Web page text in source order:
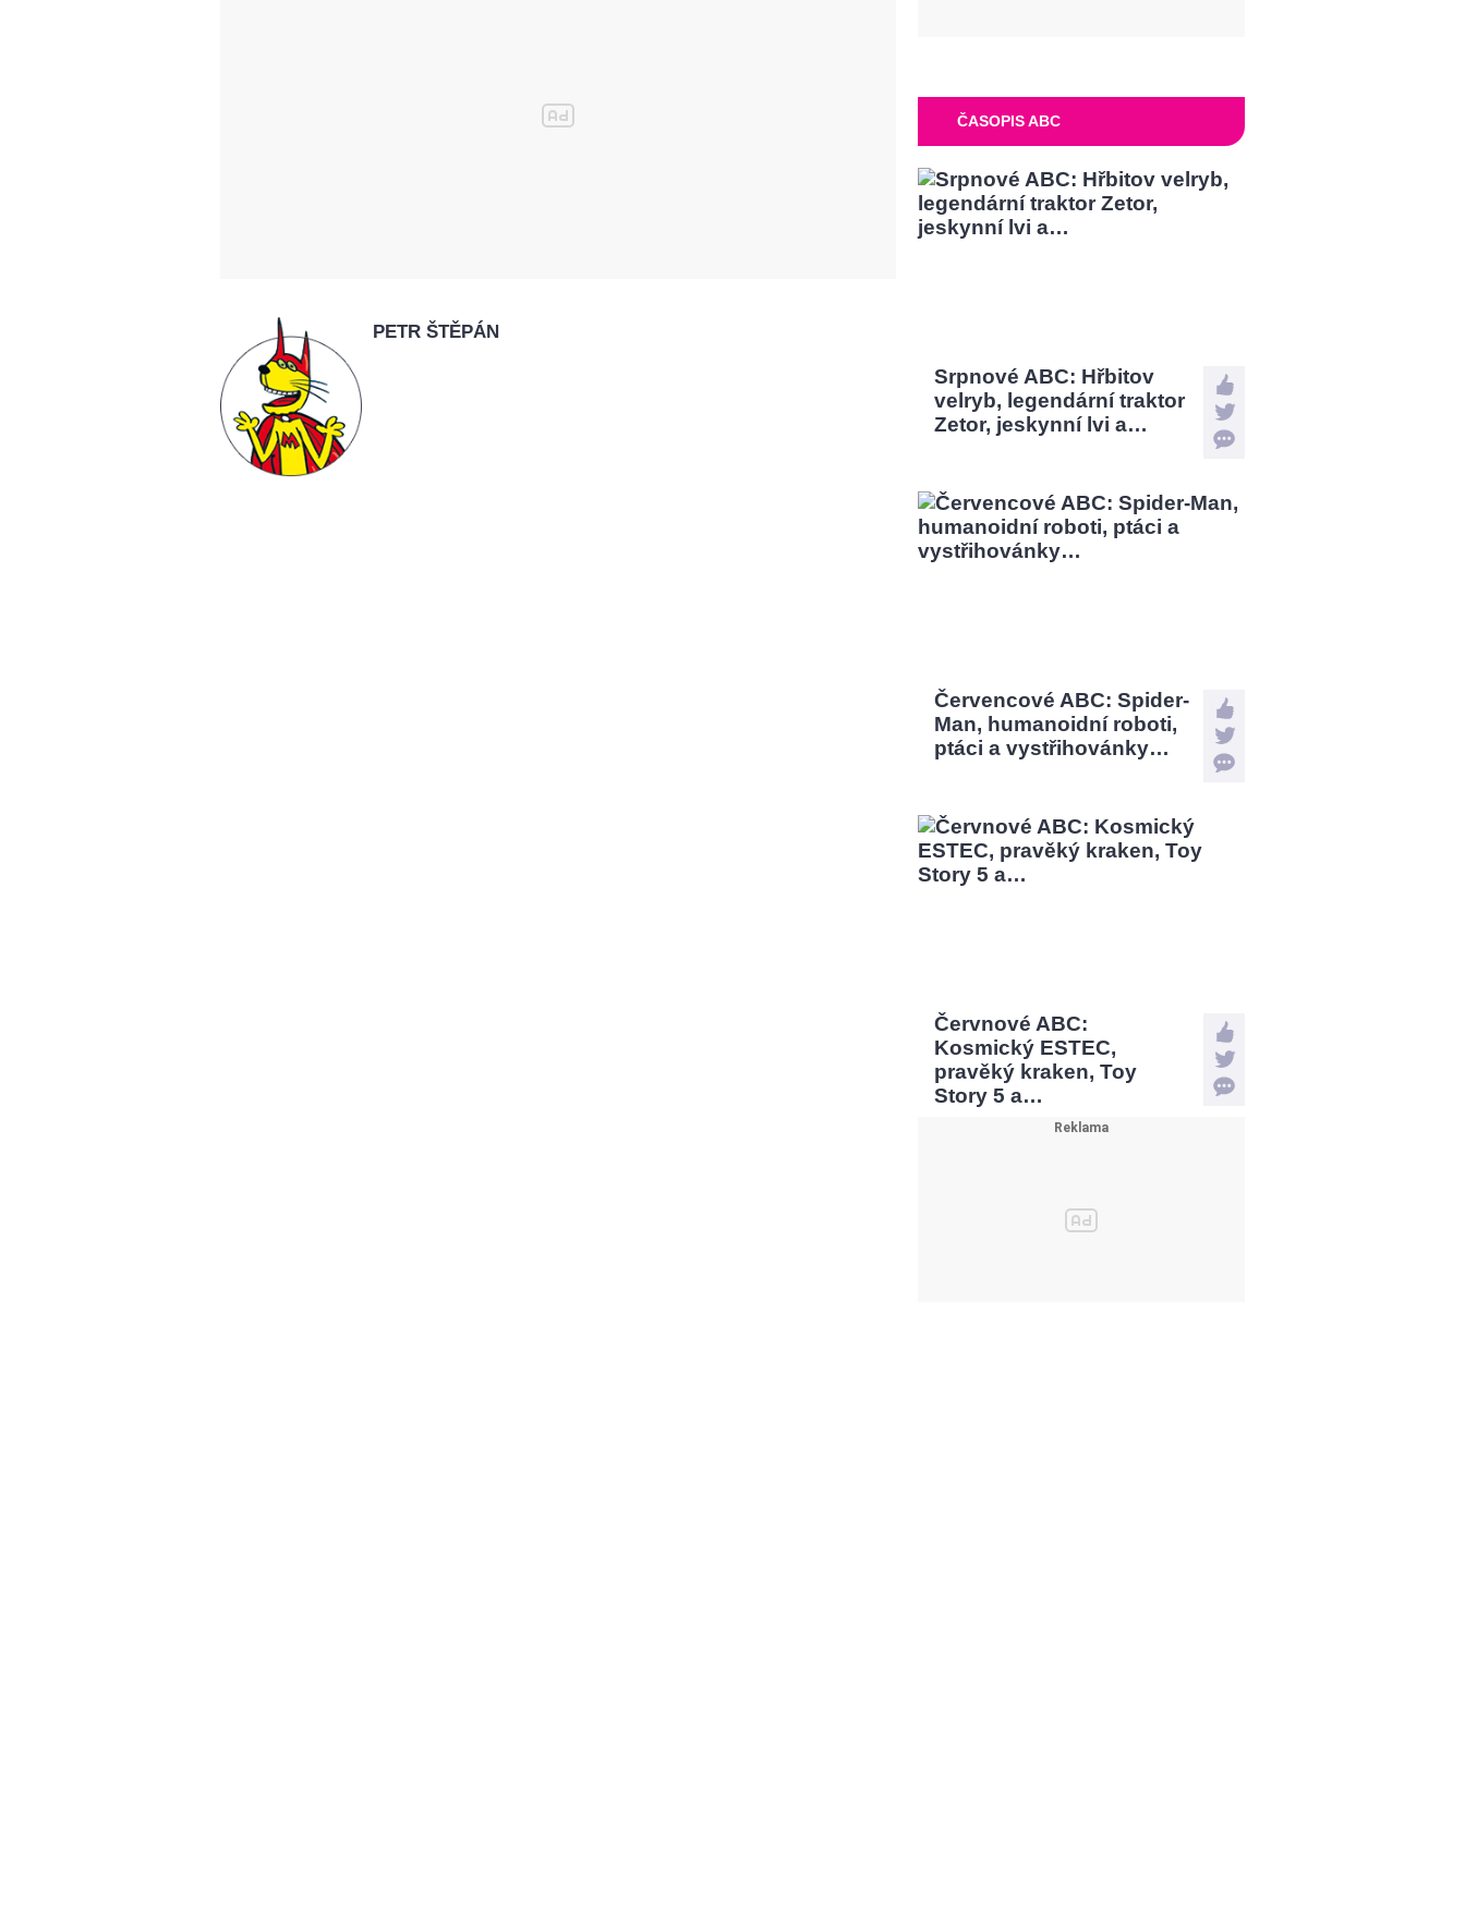
PETR ŠTĚPÁN
ČASOPIS ABC
Srpnové ABC: Hřbitov
velryb, legendární traktor
Zetor, jeskynní lvi a…
Červencové ABC: Spider-
Man, humanoidní roboti,
ptáci a vystřihovánky…
Červnové ABC:
Kosmický ESTEC,
pravěký kraken, Toy
Story 5 a…